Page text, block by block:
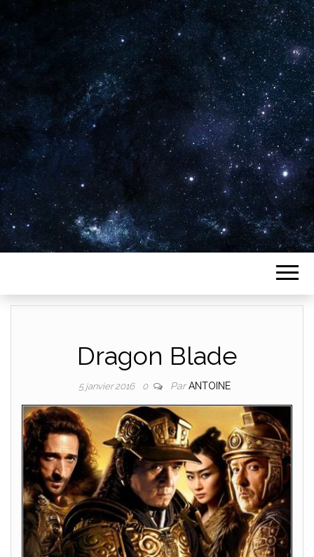
Plus de 2800 critiques de films
Dragon Blade
5 janvier 2016 0 ParANTOINE